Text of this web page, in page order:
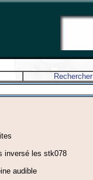
Rechercher
inversé les stk078
audible